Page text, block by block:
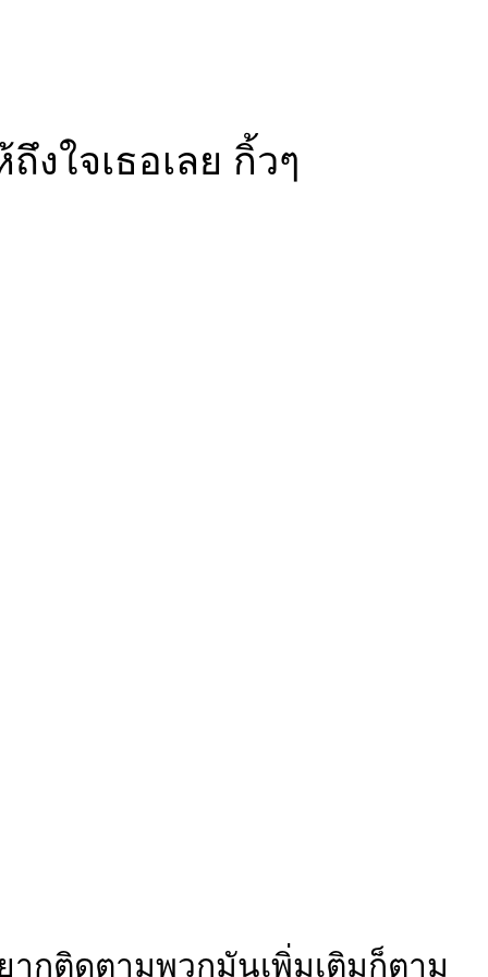
งใจเธอเลย กิ้วๆ
กติดตามพวกมันเพิ่มเติมก็ตาม